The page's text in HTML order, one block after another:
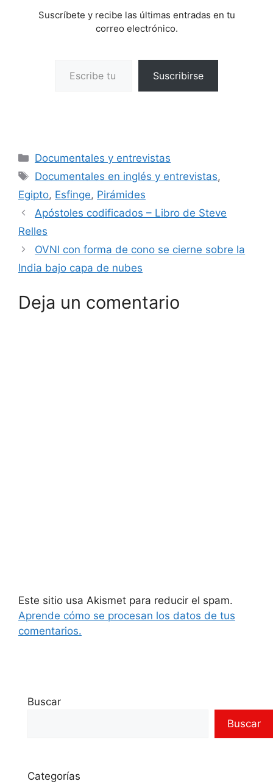
Suscríbete y recibe las últimas entradas en tu
correo electrónico.
Suscribirse
Categorías
Documentales y entrevistas
Etiquetas
Documentales en inglés y entrevistas,
Egipto, Esfinge, Pirámides
Apóstoles codificados – Libro de Steve
Relles
OVNI con forma de cono se cierne sobre la
India bajo capa de nubes
Deja un comentario
Este sitio usa Akismet para reducir el spam.
Aprende cómo se procesan los datos de tus
comentarios.
Buscar
Buscar
Categorías